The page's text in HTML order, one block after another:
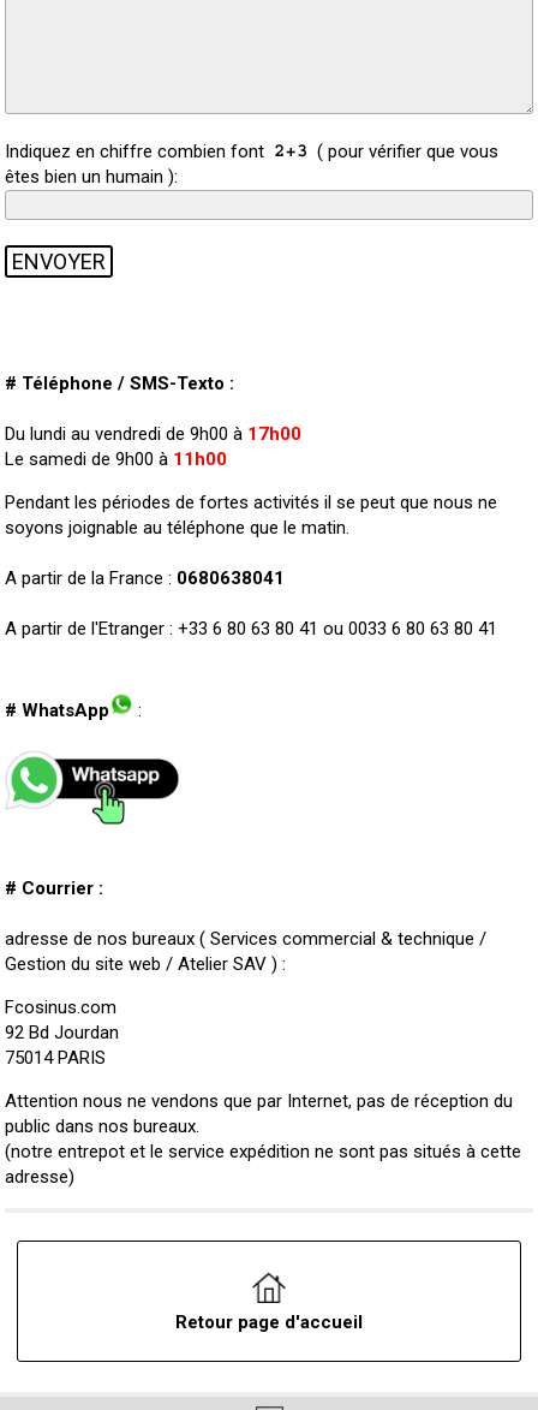
Indiquez en chiffre combien font
( pour vérifier que vous
êtes bien un humain ):
# Téléphone / SMS-Texto :
Du lundi au vendredi de 9h00 à 17h00
Le samedi de 9h00 à 11h00
Pendant les périodes de fortes activités il se peut que nous ne
soyons joignable au téléphone que le matin.
A partir de la France : 0680638041
A partir de l'Etranger : +33 6 80 63 80 41 ou 0033 6 80 63 80 41
# WhatsApp :
# Courrier :
adresse de nos bureaux ( Services commercial & technique /
Gestion du site web / Atelier SAV ) :
Fcosinus.com
92 Bd Jourdan
75014 PARIS
Attention nous ne vendons que par Internet, pas de réception du
public dans nos bureaux.
(notre entrepot et le service expédition ne sont pas situés à cette
adresse)
Retour page d'accueil